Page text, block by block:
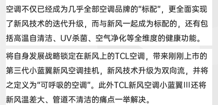
空调不仅已经成为几乎全部空调品牌的“标配”，更全面实现
了新风技术的迭代升级，而与新风一起成为标配的，还有包
括高温自清洁、 UV杀菌、空气净化等全维度的健康功能。
将自身发展战略锁定在新风上的TCL空调，带来刚刚上市的
第三代小蓝翼新风空调挂机，新风技术升级为双向流，并将
之定义为“可呼吸的空调”。此外TCL新风空调小蓝翼Ⅲ还将
新风温差大、管道不清洁的痛点一举解决。